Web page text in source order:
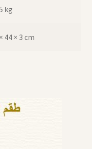
kg
44 × 3 cm